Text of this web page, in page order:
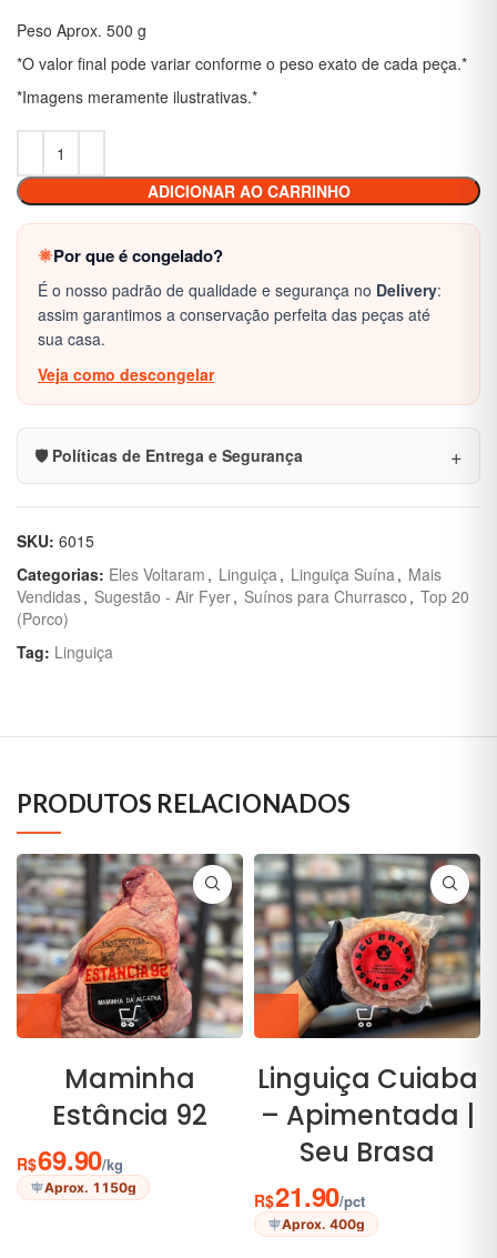
Peso Aprox. 500 g
*O valor final pode variar conforme o peso exato de cada peça.*
*Imagens meramente ilustrativas.*
ADICIONAR AO CARRINHO
Por que é congelado?
É o nosso padrão de qualidade e segurança no Delivery:
assim garantimos a conservação perfeita das peças até
sua casa.
Veja como descongelar
🛡️ Políticas de Entrega e Segurança
SKU: 6015
Categorias: Eles Voltaram , Linguiça , Linguiça Suína , Mais
Vendidas, Sugestão - Air Fyer, Suínos para Churrasco , Top 20
(Porco)
Tag: Linguiça
PRODUTOS RELACIONADOS
Maminha
Estância 92
R$69.90/kg
Aprox. 1150g
Linguiça Cuiaba
– Apimentada |
Seu Brasa
R$21.90/pct
Aprox. 400g